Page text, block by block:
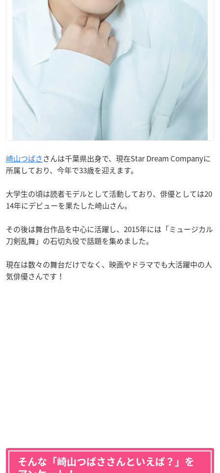
崎山つばささんは千葉県出身で、現在Star Dream Companyに
所属しており、今年で33歳を迎えます。
大学生の頃は読者モデルとして活動しており、俳優としては20
14年にデビューを果たした崎山さん。
その後は舞台作品を中心に活躍し、2015年には「ミュージカル
刀剣乱舞」の石切丸役で話題を集めました。
現在は数々の舞台だけでなく、映画やドラマでも大活躍中の人
気俳優さんです！
そんな「崎山つばささんといえば？」を